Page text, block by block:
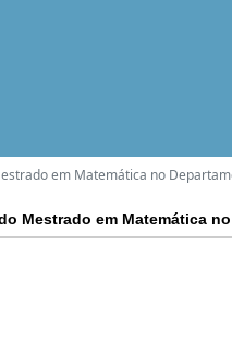
em Matemática no
Mestrado em Matemática